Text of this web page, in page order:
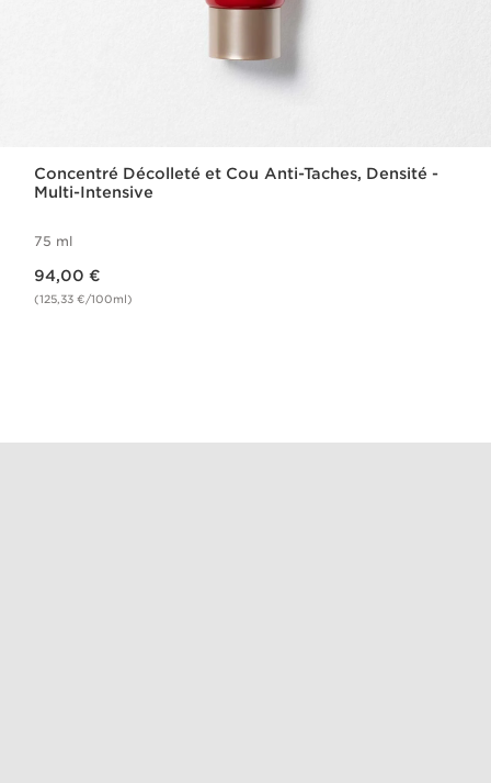
Concentré Décolleté et Cou Anti-Taches, Densité -
Multi-Intensive
75 ml
94,00 €
(125,33 €/100ml)